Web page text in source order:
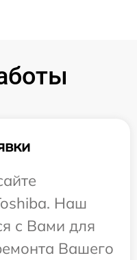
Наш
с Вами для
Вашего